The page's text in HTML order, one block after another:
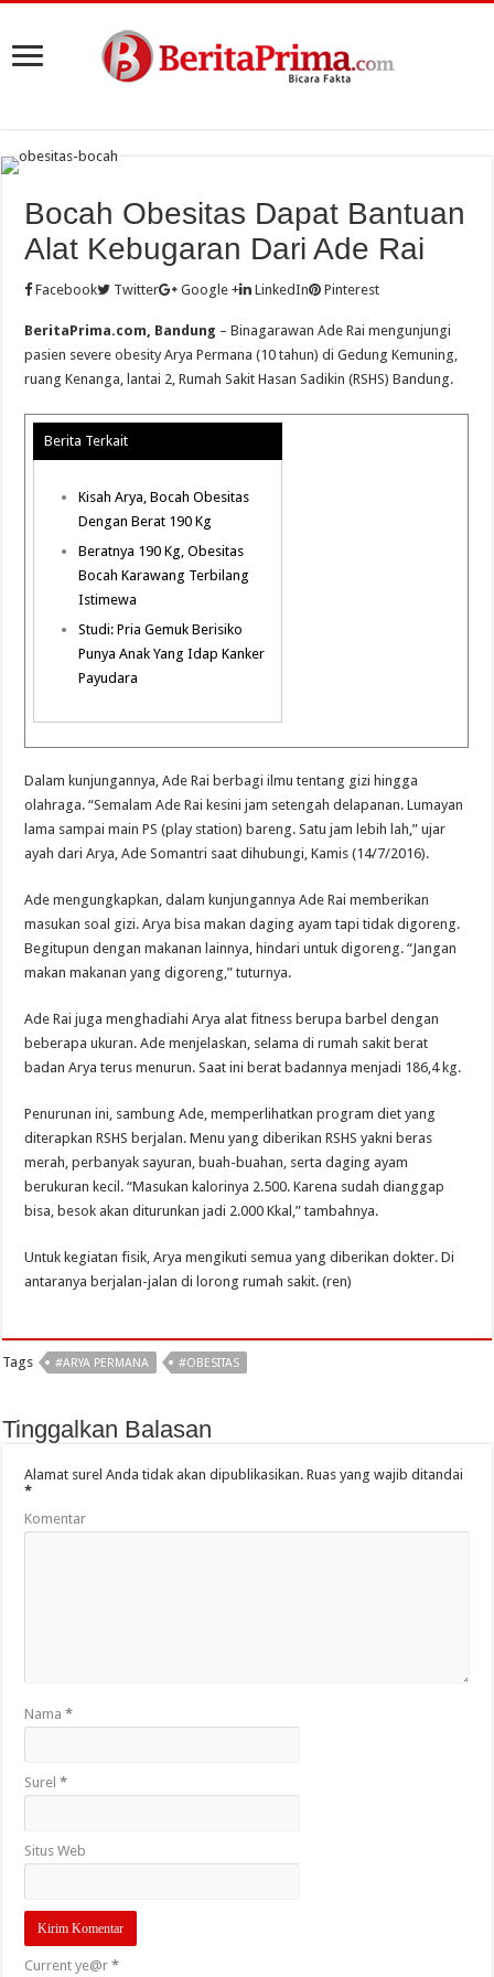
Bocah Obesitas Dapat Bantuan
Alat Kebugaran Dari Ade Rai
Facebook Twitter Google + LinkedIn Pinterest
BeritaPrima.com, Bandung – Binagarawan Ade Rai mengunjungi
pasien severe obesity Arya Permana (10 tahun) di Gedung Kemuning,
ruang Kenanga, lantai 2, Rumah Sakit Hasan Sadikin (RSHS) Bandung.
Berita Terkait
Kisah Arya, Bocah Obesitas
Dengan Berat 190 Kg
Beratnya 190 Kg, Obesitas
Bocah Karawang Terbilang
Istimewa
Studi: Pria Gemuk Berisiko
Punya Anak Yang Idap Kanker
Payudara
Dalam kunjungannya, Ade Rai berbagi ilmu tentang gizi hingga
olahraga. “Semalam Ade Rai kesini jam setengah delapanan. Lumayan
lama sampai main PS (play station) bareng. Satu jam lebih lah,” ujar
ayah dari Arya, Ade Somantri saat dihubungi, Kamis (14/7/2016).
Ade mengungkapkan, dalam kunjungannya Ade Rai memberikan
masukan soal gizi. Arya bisa makan daging ayam tapi tidak digoreng.
Begitupun dengan makanan lainnya, hindari untuk digoreng. “Jangan
makan makanan yang digoreng,” tuturnya.
Ade Rai juga menghadiahi Arya alat fitness berupa barbel dengan
beberapa ukuran. Ade menjelaskan, selama di rumah sakit berat
badan Arya terus menurun. Saat ini berat badannya menjadi 186,4 kg.
Penurunan ini, sambung Ade, memperlihatkan program diet yang
diterapkan RSHS berjalan. Menu yang diberikan RSHS yakni beras
merah, perbanyak sayuran, buah-buahan, serta daging ayam
berukuran kecil. “Masukan kalorinya 2.500. Karena sudah dianggap
bisa, besok akan diturunkan jadi 2.000 Kkal,” tambahnya.
Untuk kegiatan fisik, Arya mengikuti semua yang diberikan dokter. Di
antaranya berjalan-jalan di lorong rumah sakit. (ren)
Tags #ARYA PERMANA #OBESITAS
Tinggalkan Balasan
Alamat surel Anda tidak akan dipublikasikan. Ruas yang wajib ditandai
*
Komentar
Nama*
Surel*
Situs Web
Current ye@r*